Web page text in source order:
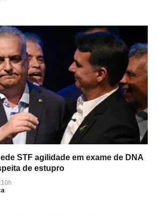
STF agilidade em exame de DNA
de estupro